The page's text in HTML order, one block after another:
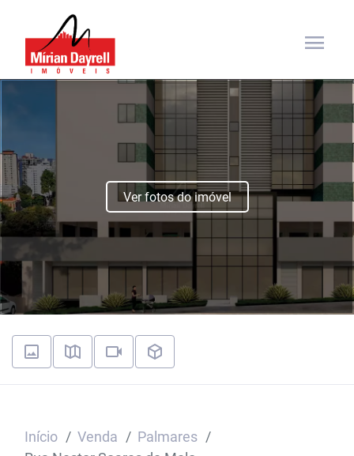
menu
Ver fotos do imóvel
Início Venda
Palmares